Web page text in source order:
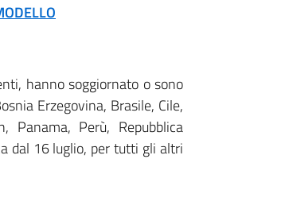
hanno soggiornato o sono
Erzegovina, Brasile, Cile,
Panama, Perù, Repubblica
dal 16 luglio, per tutti gli altri